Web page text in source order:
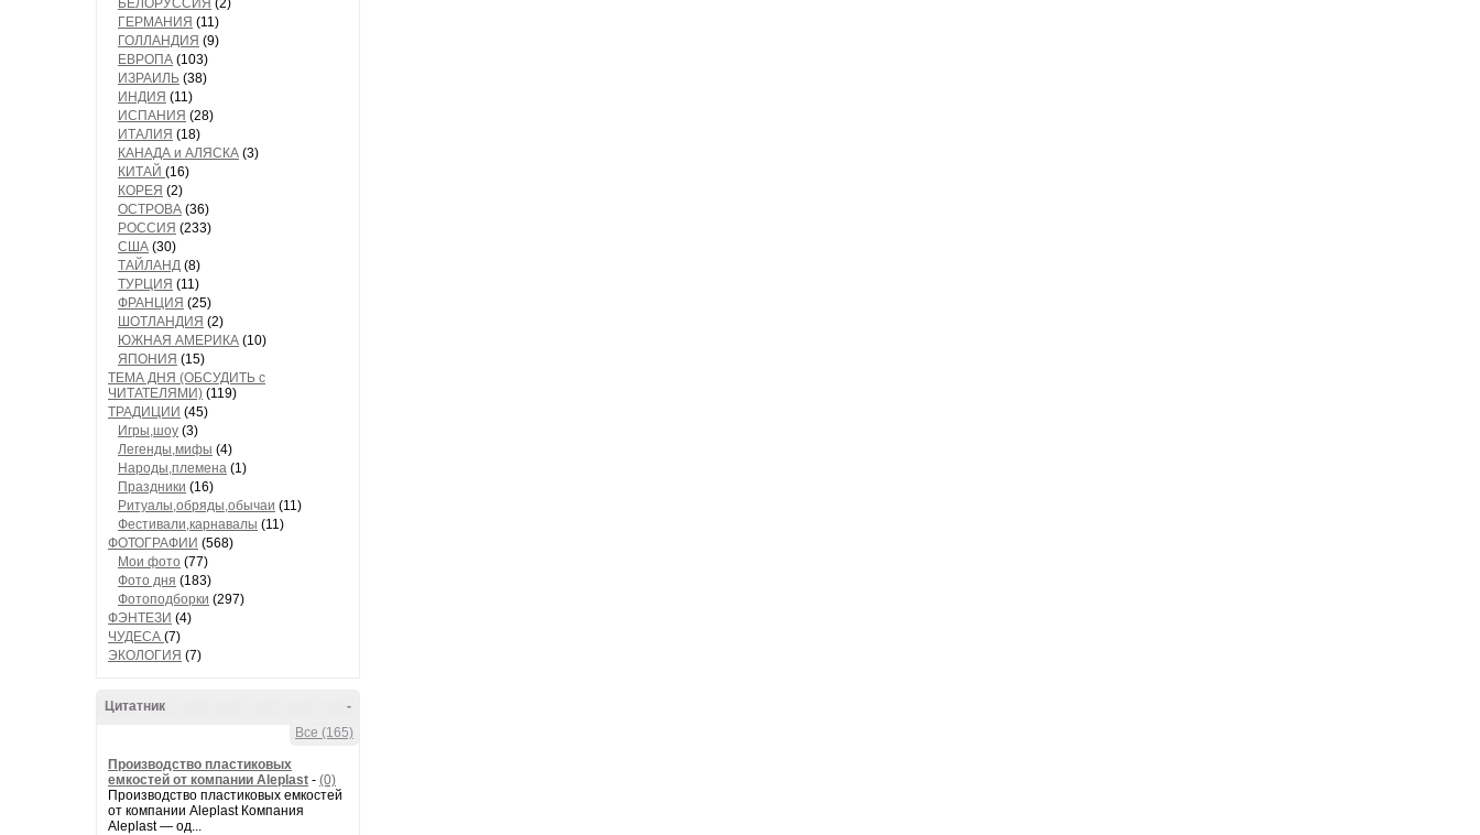
БЕЛОРУССИЯ (2)
ГЕРМАНИЯ (11)
ГОЛЛАНДИЯ (9)
ЕВРОПА (103)
ИЗРАИЛЬ (38)
ИНДИЯ (11)
ИСПАНИЯ (28)
ИТАЛИЯ (18)
КАНАДА и АЛЯСКА (3)
КИТАЙ (16)
КОРЕЯ (2)
ОСТРОВА (36)
РОССИЯ (233)
США (30)
ТАЙЛАНД (8)
ТУРЦИЯ (11)
ФРАНЦИЯ (25)
ШОТЛАНДИЯ (2)
ЮЖНАЯ АМЕРИКА (10)
ЯПОНИЯ (15)
ТЕМА ДНЯ (ОБСУДИТЬ с
ЧИТАТЕЛЯМИ) (119)
ТРАДИЦИИ (45)
Игры,шоу (3)
Легенды,мифы (4)
Народы,племена (1)
Праздники (16)
Ритуалы,обряды,обычаи (11)
Фестивали,карнавалы (11)
ФОТОГРАФИИ (568)
Мои фото (77)
Фото дня (183)
Фотоподборки (297)
ФЭНТЕЗИ (4)
ЧУДЕСА (7)
ЭКОЛОГИЯ (7)
-
Цитатник
Все (165)
Производство пластиковых
емкостей от компании Aleplast - (0)
Производство пластиковых емкостей
от компании Aleplast Компания
Aleplast — од...